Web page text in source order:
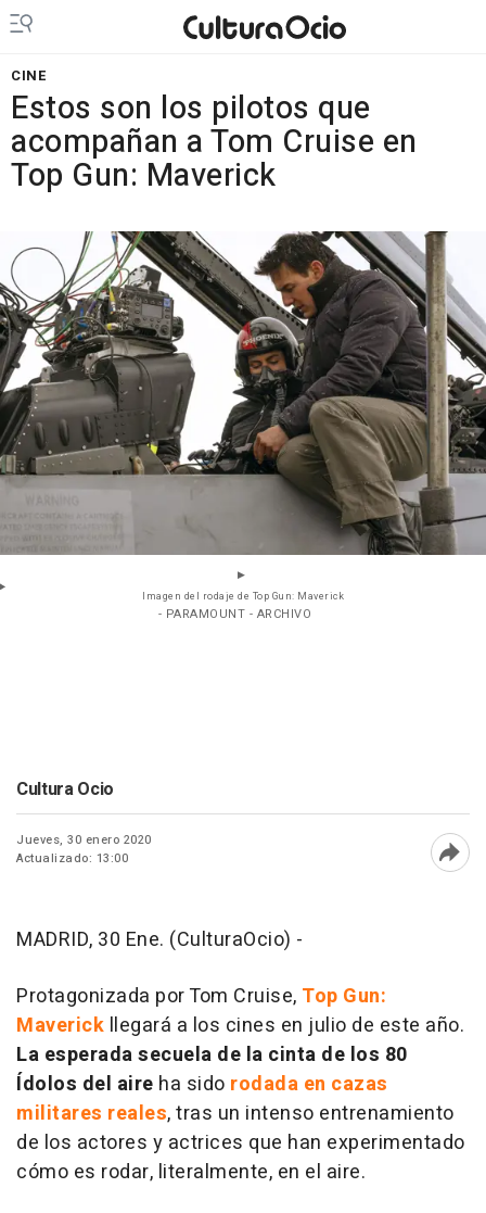
CINE
Estos son los pilotos que
acompañan a Tom Cruise en
Top Gun: Maverick
Imagen del rodaje de Top Gun: Maverick
- PARAMOUNT - ARCHIVO
Cultura Ocio
Jueves, 30 enero 2020
Actualizado: 13:00
MADRID, 30 Ene. (CulturaOcio) -
Protagonizada por Tom Cruise, Top Gun:
Maverick llegará a los cines en julio de este año.
La esperada secuela de la cinta de los 80
Ídolos del aire ha sido rodada en cazas
militares reales, tras un intenso entrenamiento
de los actores y actrices que han experimentado
cómo es rodar, literalmente, en el aire.